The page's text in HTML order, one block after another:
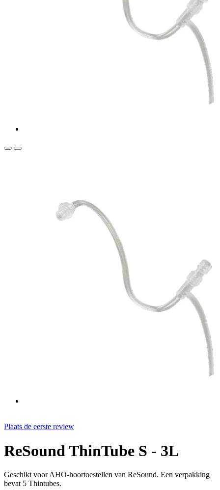
Plaats de eerste review
ReSound ThinTube S - 3L
Geschikt voor AHO-hoortoestellen van ReSound. Een verpakking
bevat 5 Thintubes.